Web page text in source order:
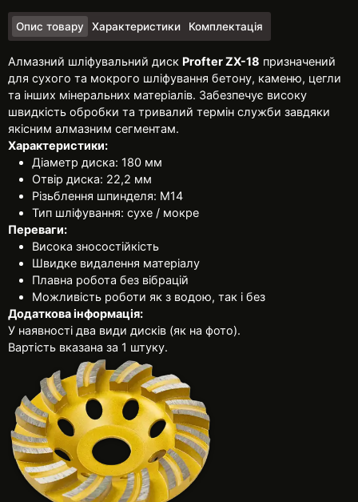
Опис товару Характеристики Комплектація
Алмазний шліфувальний диск Profter ZX-18 призначений
для сухого та мокрого шліфування бетону, каменю, цегли
та інших мінеральних матеріалів. Забезпечує високу
швидкість обробки та тривалий термін служби завдяки
якісним алмазним сегментам.
Характеристики:
Діаметр диска: 180 мм
Отвір диска: 22,2 мм
Різьблення шпинделя: М14
Тип шліфування: сухе / мокре
Переваги:
Висока зносостійкість
Швидке видалення матеріалу
Плавна робота без вібрацій
Можливість роботи як з водою, так і без
Додаткова інформація:
У наявності два види дисків (як на фото).
Вартість вказана за 1 штуку.